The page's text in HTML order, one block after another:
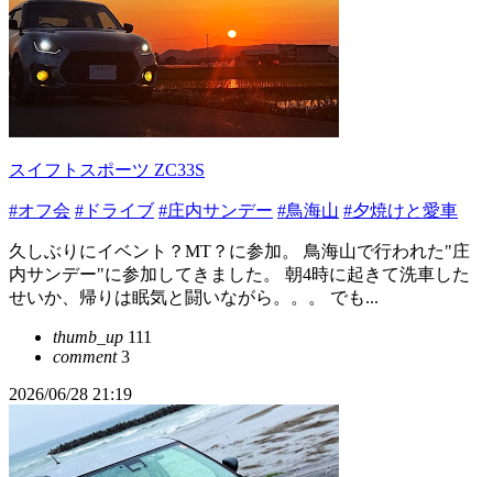
スイフトスポーツ ZC33S
#オフ会 #ドライブ #庄内サンデー #鳥海山 #夕焼けと愛車
久しぶりにイベント？MT？に参加。 鳥海山で行われた"庄
内サンデー"に参加してきました。 朝4時に起きて洗車した
せいか、帰りは眠気と闘いながら。。。 でも...
thumb_up 111
comment3
2026/06/28 21:19